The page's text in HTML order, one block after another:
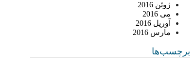
ژوئن 2016
می 2016
آوریل 2016
مارس 2016
برچسب‌ها